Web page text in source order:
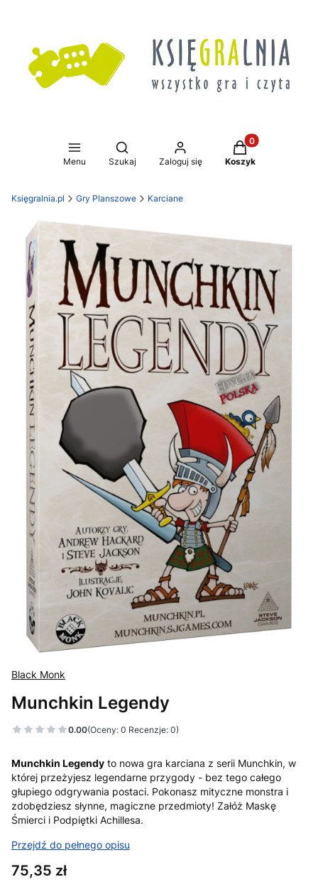
Menu
Otwórz wyszukiwarkę
Szukaj Zaloguj się
Produkty w
Koszyk
Księgralnia.pl Gry Planszowe Karciane
Black Monk
Munchkin Legendy
0.00(Oceny: 0 Recenzje: 0)
Munchkin Legendy to nowa gra karciana z serii Munchkin, w
której przeżyjesz legendarne przygody - bez tego całego
głupiego odgrywania postaci. Pokonasz mityczne monstra i
zdobędziesz słynne, magiczne przedmioty! Załóż Maskę
Śmierci i Podpiętki Achillesa.
Przejdź do pełnego opisu
Cena
75,35 zł